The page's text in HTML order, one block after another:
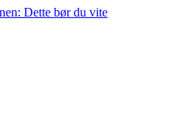
Dette bør du vite